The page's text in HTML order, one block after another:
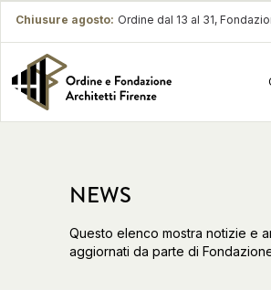
Chiusure agosto: Ordine dal 13 al 31,
NEWS
Questo elenco mostra notizie e
aggiornati da parte di